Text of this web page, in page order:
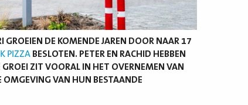
DE KOMENDE JAREN DOOR NAAR 17
PIZZA BESLOTEN. PETER EN RACHID HEBBEN
ZIT VOORAL IN HET OVERNEMEN VAN
OMGEVING VAN HUN BESTAANDE